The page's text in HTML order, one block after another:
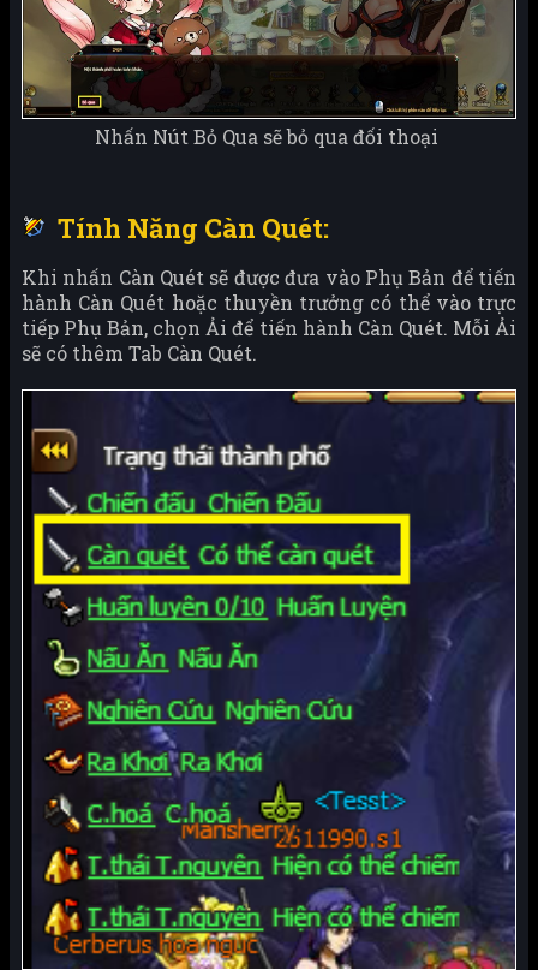
Nhấn Nút Bỏ Qua sẽ bỏ qua đối thoại
Tính Năng Càn Quét:
Khi nhấn Càn Quét sẽ được đưa vào Phụ Bản để tiến
hành Càn Quét hoặc thuyền trưởng có thể vào trực
tiếp Phụ Bản, chọn Ải để tiến hành Càn Quét. Mỗi Ải
sẽ có thêm Tab Càn Quét.